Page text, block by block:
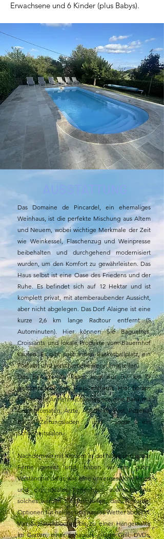
Erwachsene und 6 Kinder (plus Babys).
Das Domaine de Pincardel, ein ehemaliges
Weinhaus, ist die perfekte Mischung aus Altem
und Neuem, wobei wichtige Merkmale der Zeit
wie Weinkessel, Flaschenzug und Weinpresse
beibehalten und durchgehend modernisiert
wurden, um den Komfort zu gewährleisten. Das
Haus selbst ist eine Oase des Friedens und der
Ruhe. Es befindet sich auf 12 Hektar und ist
komplett privat, mit atemberaubender Aussicht,
aber nicht abgelegen. Das Dorf Alaigne ist eine
kurze 2,6 km lange Radtour entfernt (5
Autominuten). Hier können Sie Baguettes,
Croissants und lokale Produkte vom Bauernhof
kaufen. Es gibt auch einen Basketballplatz, ein
Postamt und verschiedene Recyclingstellen.
Das Belveze du Razes liegt nur 5,7 km (9
Autominuten) vom Haus entfernt. Hier finden
Sie weitere Annehmlichkeiten wie eine Bank mit
Geldautomaten, Ärzte, Apotheke, Post, Pizzeria,
Bar, Zeitungsladen und sogar ein
Schönheitssalon.
.
Nachdem wir mit Kindern in der Nähe und in der
Ferne gereist sind, haben wir ein gutes
Verständnis dafür, was eine unvergessliche Reise
und ein ideales Ferienhaus ausmacht. Als
solches werden Sie feststellen, dass Pincardel
Optionen für heißes und nasses Wetter abdeckt.
Von Schlauchbooten bis zu einer Hängematte
im Garten, einer Schaukel, einem Grill, DVDs,